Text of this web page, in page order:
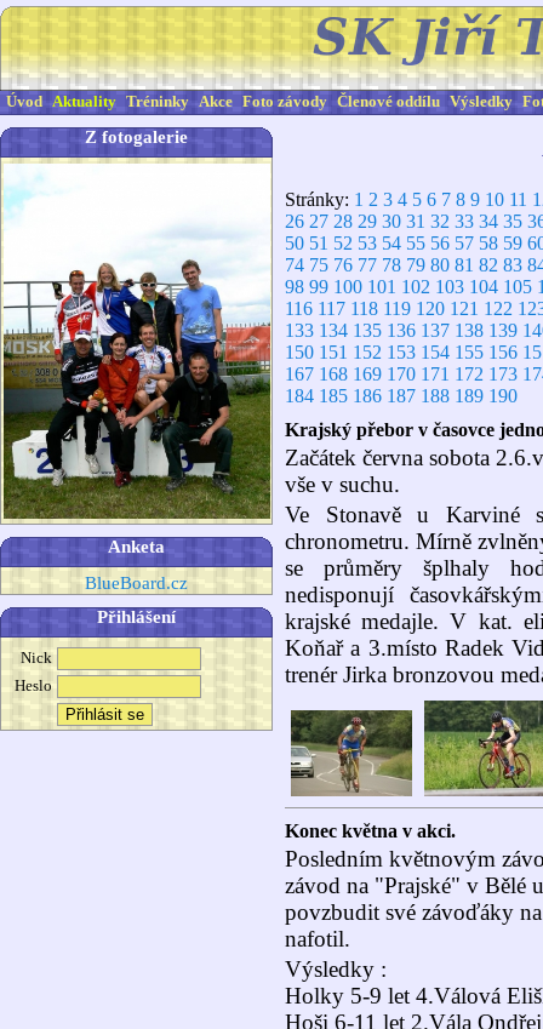
Úvod Aktuality Tréninky Akce Foto závody Členové oddílu Výsledky
Z fotogalerie
Anketa
BlueBoard.cz
Přihlášení
Nick
Heslo
Stránky: 1 2 3 4 5 6 7 8 9 10 11
26 27 28 29 30 31 32 33 34 35
50 51 52 53 54 55 56 57 58 59
74 75 76 77 78 79 80 81 82 83
98 99 100 101 102 103 104 105
116 117 118 119 120 121 122
133 134 135 136 137 138 139
150 151 152 153 154 155 156
167 168 169 170 171 172 173
184 185 186 187 188 189 190
Krajský přebor v časovce
Začátek června sobota
vše v suchu.
Ve Stonavě u Karviné
chronometru. Mírně
se průměry šplhaly
nedisponují
krajské medajle. V kat.
Koňař a 3.místo Radek
trenér Jirka bronzovou
Konec května v akci.
Posledním květnovým
závod na "Prajské" v Bělé
povzbudit své závoďáky
nafotil.
Výsledky :
Holky 5-9 let 4.Válová
Hoši 6-11 let 2.Vála